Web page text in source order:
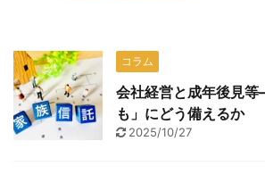
コラム
会社経営と成年後見
も」にどう備えるか
2025/10/27